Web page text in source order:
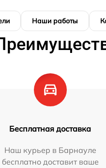
Наши работы
Бесплатная доставка
Наш курьер в Барнауле
бесплатно доставит ваше